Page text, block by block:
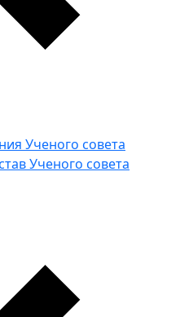
Ученого совета
Ученого совета